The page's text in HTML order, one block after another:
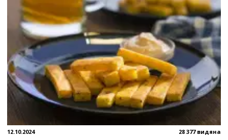
12.10.2024 28 377 видяна